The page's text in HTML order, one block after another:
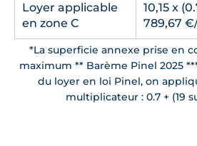
Loyer applicable
en zone C
10,15 x
789,67
*La superficie annexe prise en
maximum ** Barème Pinel 2025
du loyer en loi Pinel, on
multiplicateur : 0.7 + (19